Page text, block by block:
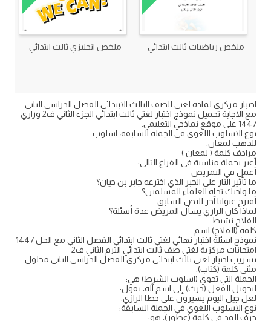
ملخص رياضيات ثالث ابتدائي ملخص انجليزي ثالث ابتدائي
اختبار مركزي لمادة لغتي للصف الثالث الابتدائي الفصل الدراسي الثاني
مع الاجابة تحميل نموذج اختبار لغتي ثالث ابتدائي الجزء الثاني ف2 وزاري
1447 على موقع نماذجي التعليمي.
نوع الاسلوب اللغوي في الجملة السابقة، اسلوب:
للذهب لمعان.
مرادف كلمة ( لمعان )
أعبر بجملة مناسبة في الفراغ التالي:
أعمل في التمريض
ما تأثير النار على الحبر الذي اخترعه جابر بن حيان؟
ما واجبك تجاه العلماء المسلمين؟
أقترح عنوانا آخر للنص السابق.
لماذا كان الرازي يسأل المريض عدة أسئلة؟
الفلاح نشيط.
كلمة (الفلاح) اسم:
نموذج اسئلة اختبار نهائي لغتي ثالث ابتدائي الفصل الثاني مع الحل 1447
امتحانات مركزية لغتي صف ثالث ابتدائي الترم الثاني ف2
تسريب اختبار لغتي ثالث ابتدائي مركزي الفصل الدراسي الثاني محلول
مثنى كلمة (كتاب):
الجملة التي تحوي (اسلوب الشرط) هي:
لتحويل الفعل (حرث) إلى اسم آلة، نقول:
لعل جيل اليوم يسيرون على خطا الرازي.
نوع الاسلوب اللغوي في الجملة السابقة:
حرف المد في كلمة (عطور)، هو: